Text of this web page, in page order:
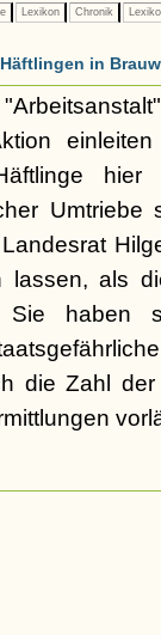
Lexikon Chronik
in
hier
Umtriebe
als
Sie haben
die Zahl